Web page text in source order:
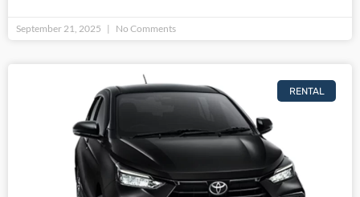
September 21, 2025 No Comments
RENTAL